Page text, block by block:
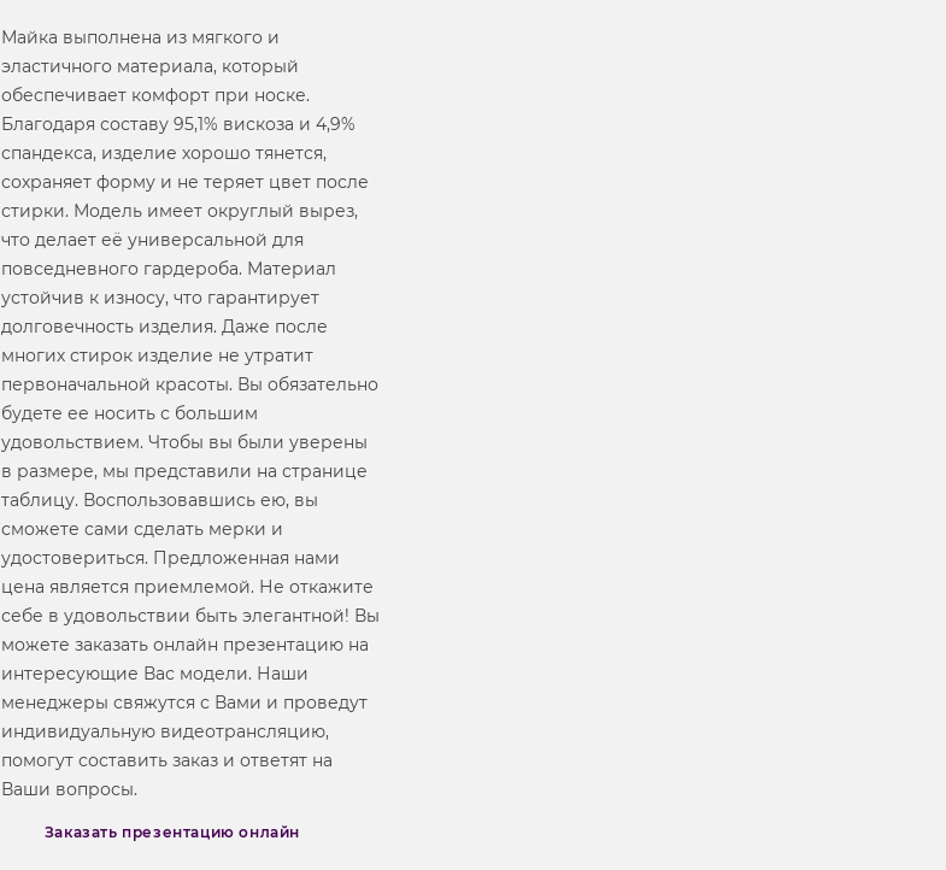
Майка выполнена из мягкого и
эластичного материала, который
обеспечивает комфорт при носке.
Благодаря составу 95,1% вискоза и 4,9%
спандекса, изделие хорошо тянется,
сохраняет форму и не теряет цвет после
стирки. Модель имеет округлый вырез,
что делает её универсальной для
повседневного гардероба. Материал
устойчив к износу, что гарантирует
долговечность изделия. Даже после
многих стирок изделие не утратит
первоначальной красоты. Вы обязательно
будете ее носить с большим
удовольствием. Чтобы вы были уверены
в размере, мы представили на странице
таблицу. Воспользовавшись ею, вы
сможете сами сделать мерки и
удостовериться. Предложенная нами
цена является приемлемой. Не откажите
себе в удовольствии быть элегантной! Вы
можете заказать онлайн презентацию на
интересующие Вас модели. Наши
менеджеры свяжутся с Вами и проведут
индивидуальную видеотрансляцию,
помогут составить заказ и ответят на
Ваши вопросы.
Заказать презентацию онлайн